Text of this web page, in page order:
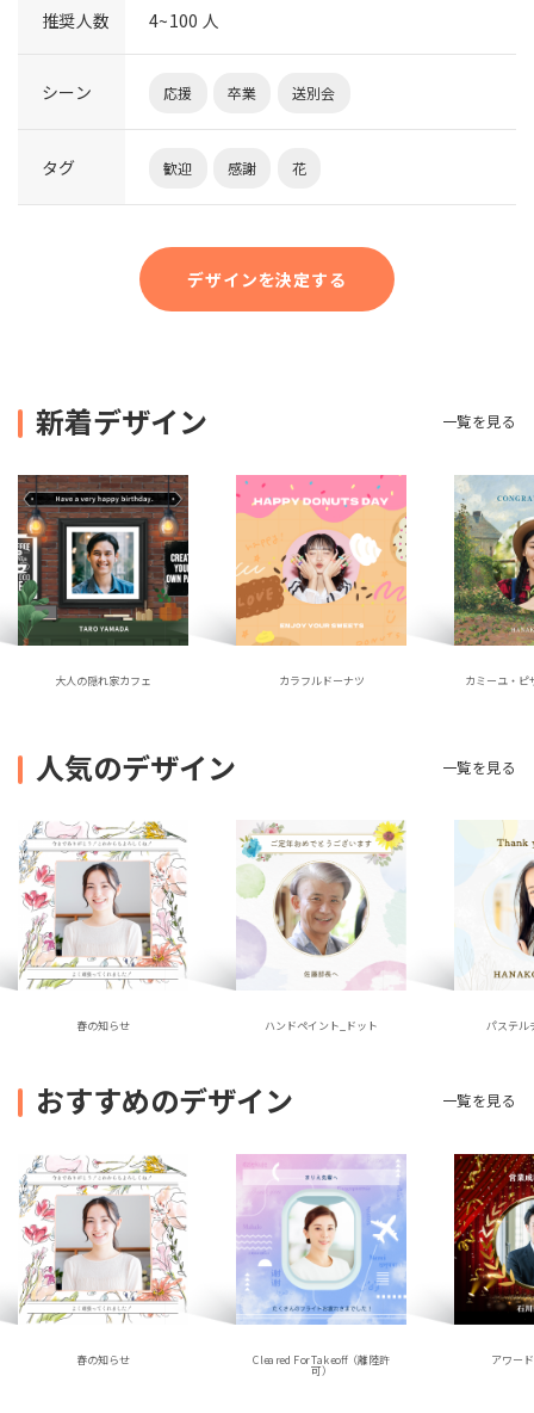
推奨人数 4~100 人
シーン 応援 卒業 送別会
タグ 歓迎 感謝 花
デザインを決定する
新着デザイン 一覧を見る
大人の隠れ家カフェ カラフルドーナツ カミーユ・ピ
人気のデザイン 一覧を見る
春の知らせ ハンドペイント_ドット パステル
おすすめのデザイン 一覧を見る
春の知らせ Cleared For Takeoff（離陸許
可）
アワー